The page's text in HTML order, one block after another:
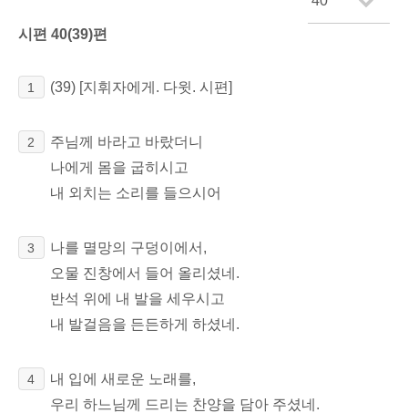
시편 40(39)편
1 (39) [지휘자에게. 다윗. 시편]
2
주님께 바라고 바랐더니
나에게 몸을 굽히시고
내 외치는 소리를 들으시어
3 나를 멸망의 구덩이에서,
오물 진창에서 들어 올리셨네.
반석 위에 내 발을 세우시고
내 발걸음을 든든하게 하셨네.
4
내 입에 새로운 노래를,
우리 하느님께 드리는 찬양을 담아 주셨네.